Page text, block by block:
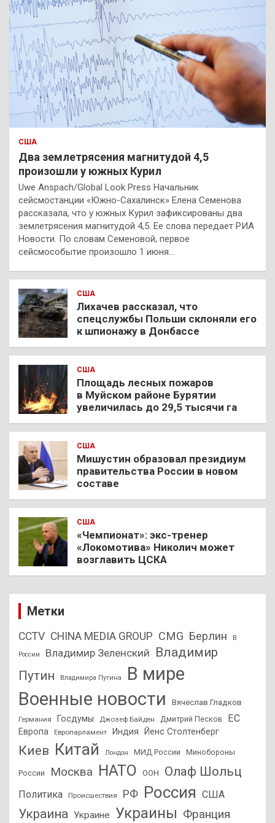
США
Два землетрясения магнитудой 4,5
произошли у южных Курил
Uwe Anspach/Global Look Press Начальник
сейсмостанции «Южно-Сахалинск» Елена Семенова
рассказала, что у южных Курил зафиксированы два
землетрясения магнитудой 4,5. Ее слова передает РИА
Новости. По словам Семеновой, первое
сейсмособытие произошло 1 июня…
США
Лихачев рассказал, что
спецслужбы Польши склоняли его
к шпионажу в Донбассе
США
Площадь лесных пожаров
в Муйском районе Бурятии
увеличилась до 29,5 тысячи га
США
Мишустин образовал президиум
правительства России в новом
составе
США
«Чемпионат»: экс-тренер
«Локомотива» Николич может
возглавить ЦСКА
Метки
CCTV CHINA MEDIA GROUP CMG Берлин В
России Владимир Зеленский Владимир
Путин
Владимира Путина
В мире
Военные новости
Вячеслав Гладков
Германия Госдумы Джозеф Байден Дмитрий Песков ЕС
Европа Европарламент Индия Йенс Столтенберг
Киев Китай Лондон МИД России Минобороны
России Москва НАТО ООН Олаф Шольц
Политика Происшествия РФ Россия США
Украина Украине Украины Франция